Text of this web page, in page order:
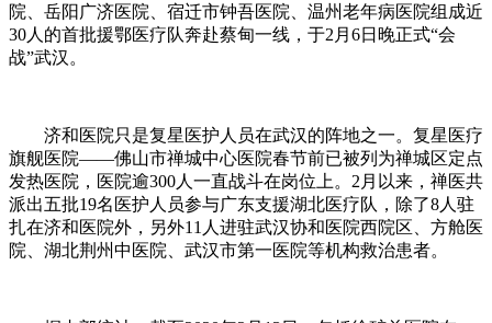
院、岳阳广济医院、宿迁市钟吾医院、温州老年病医院组成近
30人的首批援鄂医疗队奔赴蔡甸一线，于2月6日晚正式“会
战”武汉。
济和医院只是复星医护人员在武汉的阵地之一。复星医疗
旗舰医院——佛山市禅城中心医院春节前已被列为禅城区定点
发热医院，医院逾300人一直战斗在岗位上。2月以来，禅医共
派出五批19名医护人员参与广东支援湖北医疗队，除了8人驻
扎在济和医院外，另外11人进驻武汉协和医院西院区、方舱医
院、湖北荆州中医院、武汉市第一医院等机构救治患者。